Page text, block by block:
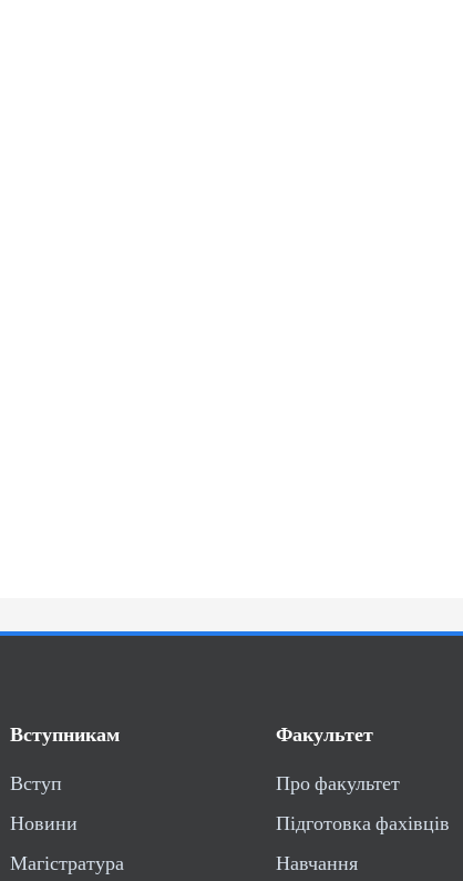
Вступникам
Вступ
Новини
Магістратура
Факультет
Про факультет
Підготовка фахівців
Навчання